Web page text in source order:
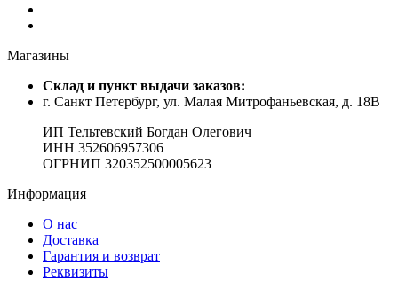
Магазины
Cклад и пункт выдачи заказов:
г. Санкт Петербург, ул. Малая Митрофаньевская, д. 18В
ИП Тельтевский Богдан Олегович
ИНН 352606957306
ОГРНИП 320352500005623
Информация
О нас
Доставка
Гарантия и возврат
Реквизиты